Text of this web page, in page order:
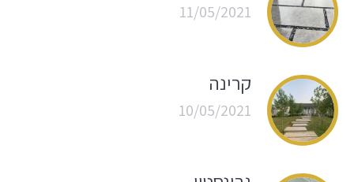
11/05/2021
קרינה
10/05/2021